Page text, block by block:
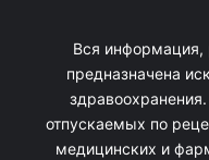
Вся информация,
предназначена
отпускаемых по
медицинских и